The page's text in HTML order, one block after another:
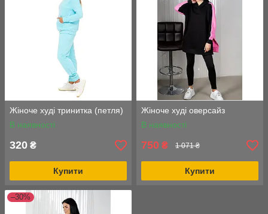
Жіноче худі тринитка (петля)
В наявності
320 ₴
Купити
Жіноче худі оверсайз
В наявності
750 ₴ 1 071 ₴
Купити
–30%